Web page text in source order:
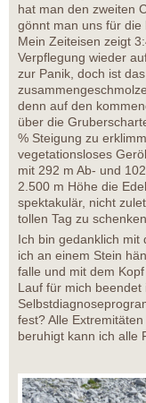
hat man den zweiten
gönnt man uns für die
Mein Zeiteisen zeigt
Verpflegung wieder
zur Panik, doch ist
denn auf den
über die
% Steigung zu
vegetationsloses
mit 292 m Ab- und
2.500 m Höhe die
spektakulär, nicht
tollen Tag zu schenken.
Ich bin gedanklich mit
ich an einem Stein
falle und mit dem
Lauf für mich beendet
fest? Alle
beruhigt kann ich alle